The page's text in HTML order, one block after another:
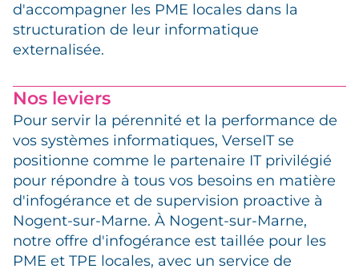
d'accompagner les PME locales dans la
structuration de leur informatique
externalisée.
Nos leviers
Pour servir la pérennité et la performance de
vos systèmes informatiques, VerseIT se
positionne comme le partenaire IT privilégié
pour répondre à tous vos besoins en matière
d'infogérance et de supervision proactive à
Nogent-sur-Marne. À Nogent-sur-Marne,
notre offre d'infogérance est taillée pour les
PME et TPE locales, avec un service de